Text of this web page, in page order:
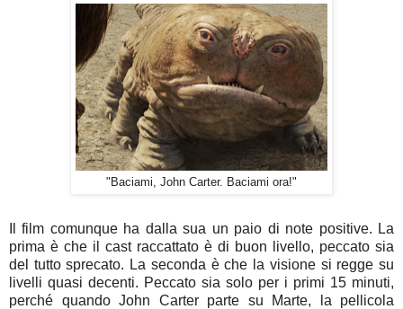
"Baciami, John Carter. Baciami ora!"
Il film comunque ha dalla sua un paio di note positive. La
prima è che il cast raccattato è di buon livello, peccato sia
del tutto sprecato. La seconda è che la visione si regge su
livelli quasi decenti. Peccato sia solo per i primi 15 minuti,
perché quando John Carter parte su Marte, la pellicola